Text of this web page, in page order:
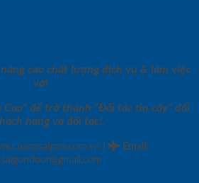
cao chất lượng dịch vụ & làm việc
với
Cao” để trở thành “Đối tác tin cậy” đối
hàng và đối tác!.
Email :